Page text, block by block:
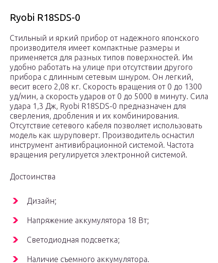
Ryobi R18SDS-0
Стильный и яркий прибор от надежного японского
производителя имеет компактные размеры и
применяется для разных типов поверхностей. Им
удобно работать на улице при отсутствии другого
прибора с длинным сетевым шнуром. Он легкий,
весит всего 2,08 кг. Скорость вращения от 0 до 1300
уд/мин, а скорость ударов от 0 до 5000 в минуту. Сила
удара 1,3 Дж, Ryobi R18SDS-0 предназначен для
сверления, дробления и их комбинирования.
Отсутствие сетевого кабеля позволяет использовать
модель как шуруповерт. Производитель оснастил
инструмент антивибрационной системой. Частота
вращения регулируется электронной системой.
Достоинства
Дизайн;
Напряжение аккумулятора 18 Вт;
Светодиодная подсветка;
Наличие съемного аккумулятора.